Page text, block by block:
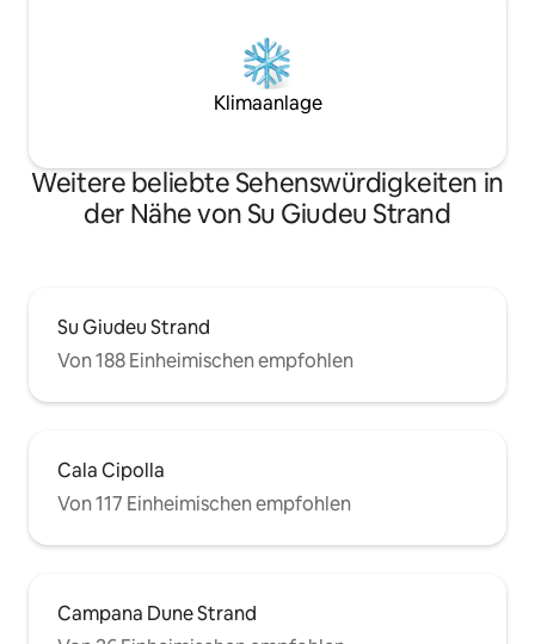
Klimaanlage
Weitere beliebte Sehenswürdigkeiten in
der Nähe von Su Giudeu Strand
Su Giudeu Strand
Von 188 Einheimischen empfohlen
Cala Cipolla
Von 117 Einheimischen empfohlen
Campana Dune Strand